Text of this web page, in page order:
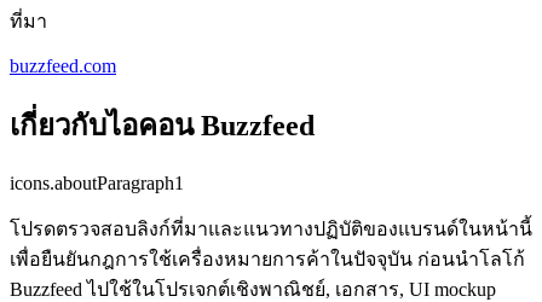
ที่มา
buzzfeed.com
เกี่ยวกับไอคอน Buzzfeed
icons.aboutParagraph1
โปรดตรวจสอบลิงก์ที่มาและแนวทางปฏิบัติของแบรนด์ในหน้านี้
เพื่อยืนยันกฎการใช้เครื่องหมายการค้าในปัจจุบัน ก่อนนำโลโก้
Buzzfeed ไปใช้ในโปรเจกต์เชิงพาณิชย์, เอกสาร, UI mockup